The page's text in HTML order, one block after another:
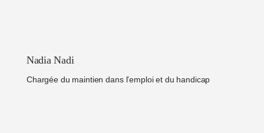
Nadia Nadi
Chargée du maintien dans l’emploi et du handicap